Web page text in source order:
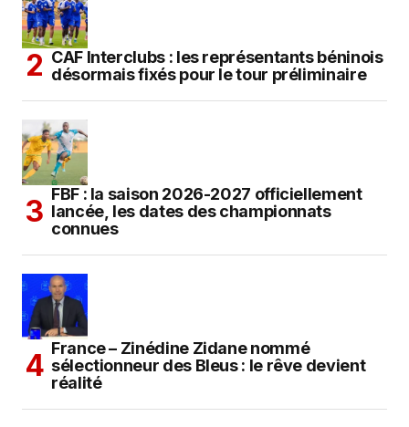
CAF Interclubs : les représentants béninois
désormais fixés pour le tour préliminaire
FBF : la saison 2026-2027 officiellement
lancée, les dates des championnats
connues
France – Zinédine Zidane nommé
sélectionneur des Bleus : le rêve devient
réalité